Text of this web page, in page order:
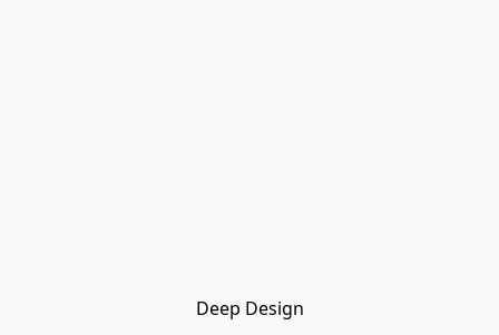
Deep Design